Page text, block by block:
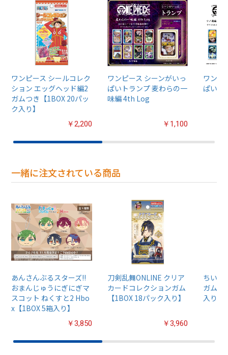
ワンピース シールコレク
ション エッグヘッド編2
ガムつき【1BOX 20パッ
ク入り】
￥2,200
ワンピース シーンがいっ
ぱいトランプ 麦わらの一
味編 4th Log
￥1,100
ワンピ
ぱいト
一緒に注文されている商品
あんさんぶるスターズ!!
おまんじゅうにぎにぎマ
スコット ねくすと2 Hbo
x【1BOX 5箱入り】
￥3,850
刀剣乱舞ONLINE クリア
カードコレクションガム
【1BOX 18パック入り】
￥3,960
ちいか
ガム4
入り】